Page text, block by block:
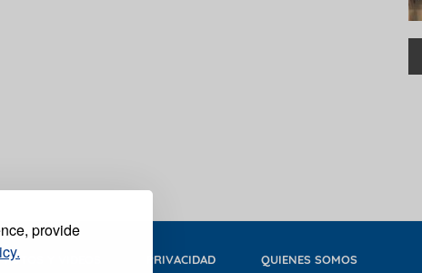
provide
FOTOS Y VIDEOS PRIVACIDAD QUIENES SOMOS